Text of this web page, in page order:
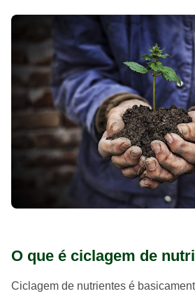
O que é ciclagem de
Ciclagem de nutrientes é